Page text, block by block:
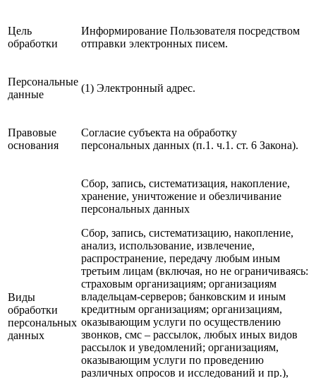
Цель
обработки
Информирование Пользователя посредством
отправки электронных писем.
Персональные
данные
(1) Электронный адрес.
Правовые
основания
Согласие субъекта на обработку
персональных данных (п.1. ч.1. ст. 6 Закона).
Виды
обработки
персональных
данных
Сбор, запись, систематизация, накопление,
хранение, уничтожение и обезличивание
персональных данных
Cбор, запись, систематизацию, накопление,
анализ, использование, извлечение,
распространение, передачу любым иным
третьим лицам (включая, но не ограничиваясь:
страховым организациям; организациям
владельцам-серверов; банковским и иным
кредитным организациям; организациям,
оказывающим услуги по осуществлению
звонков, смс – рассылок, любых иных видов
рассылок и уведомлений; организациям,
оказывающим услуги по проведению
различных опросов и исследований и пр.),